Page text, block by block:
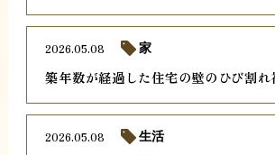
築年数が経過した住宅の壁のひび割れ
2026.05.08 家
2026.05.08 生活